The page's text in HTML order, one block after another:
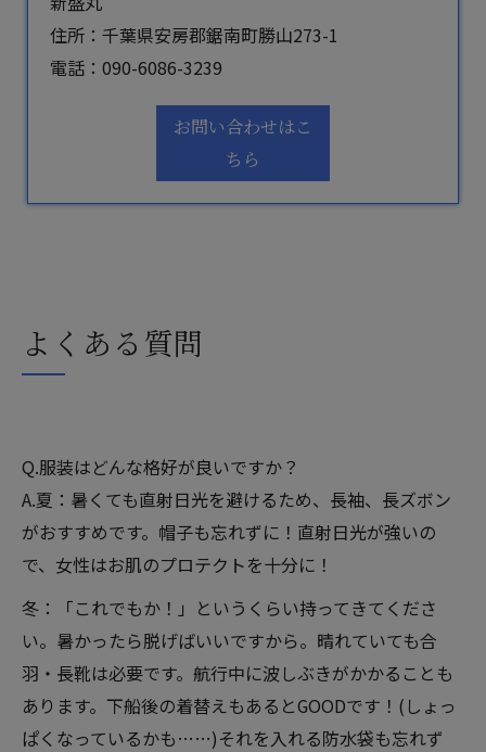
住所：千葉県安房郡鋸南町勝山273-1
電話： 090-6086-3239
お問い合わせはこ
ちら
よくある質問
Q.服装はどんな格好が良いですか？
A.夏：暑くても直射日光を避けるため、長袖、長ズボン
がおすすめです。帽子も忘れずに！直射日光が強いの
で、女性はお肌のプロテクトを十分に！
冬：「これでもか！」というくらい持ってきてくださ
い。暑かったら脱げばいいですから。晴れていても合
羽・長靴は必要です。航行中に波しぶきがかかることも
あります。下船後の着替えもあるとGOODです！(しょっ
ぱくなっているかも……)それを入れる防水袋も忘れず